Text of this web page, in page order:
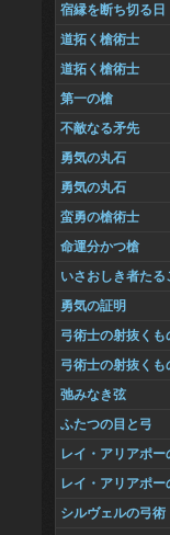
宿縁を断ち切る日
道拓く槍術士
道拓く槍術士
第一の槍
不敵なる矛先
勇気の丸石
勇気の丸石
蛮勇の槍術士
命運分かつ槍
いさおしき者たる
勇気の証明
弓術士の射抜くも
弓術士の射抜くも
弛みなき弦
ふたつの目と弓
レイ・アリアポー
レイ・アリアポー
シルヴェルの弓術